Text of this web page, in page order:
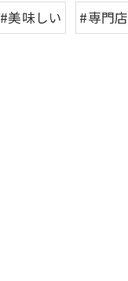
#美味しい #専門店